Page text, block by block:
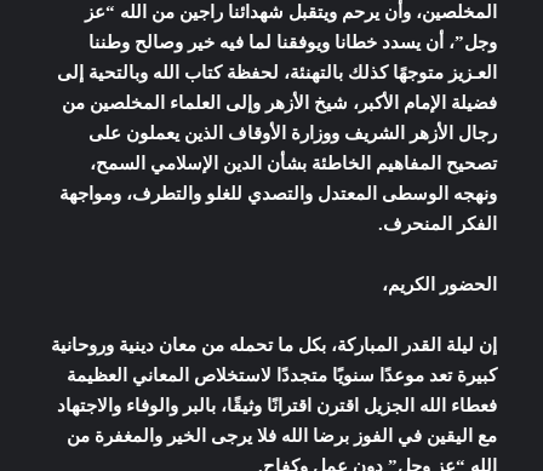
المخلصين، وأن يرحم ويتقبل شهدائنا راجين من الله “عز
وجل”، أن يسدد خطانا ويوفقنا لما فيه خير وصالح وطننا
العـزيز متوجهًا كذلك بالتهنئة، لحفظة كتاب الله وبالتحية إلى
فضيلة الإمام الأكبر، شيخ الأزهر وإلى العلماء المخلصين من
رجال الأزهر الشريف ووزارة الأوقاف الذين يعملون على
تصحيح المفاهيم الخاطئة بشأن الدين الإسلامي السمح،
ونهجه الوسطى المعتدل والتصدي للغلو والتطرف، ومواجهة
الفكر المنحرف.
الحضور الكريم،
إن ليلة القدر المباركة، بكل ما تحمله من معان دينية وروحانية
كبيرة تعد موعدًا سنويًا متجددًا لاستخلاص المعاني العظيمة
فعطاء الله الجزيل اقترن اقترانًا وثيقًا، بالبر والوفاء والاجتهاد
مع اليقين في الفوز برضا الله فلا يرجى الخير والمغفرة من
الله “عز وجل” دون عمل وكفاح.